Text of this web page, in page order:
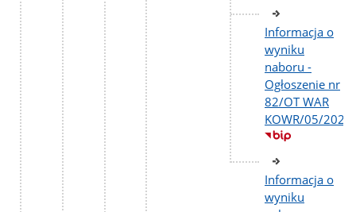
Informacja o
wyniku
naboru -
Ogłoszenie nr
82/OT WAR
KOWR/05/2026
Informacja o
wyniku